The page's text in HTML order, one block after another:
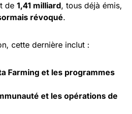
de 1,41 milliard, tous déjà émis,
révoqué.
cette dernière inclut :
Farming et les programmes
et les opérations de